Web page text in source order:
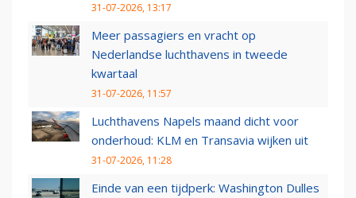
31-07-2026, 13:17
Meer passagiers en vracht op
Nederlandse luchthavens in tweede
kwartaal
31-07-2026, 11:57
Luchthavens Napels maand dicht voor
onderhoud: KLM en Transavia wijken uit
31-07-2026, 11:28
Einde van een tijdperk: Washington Dulles